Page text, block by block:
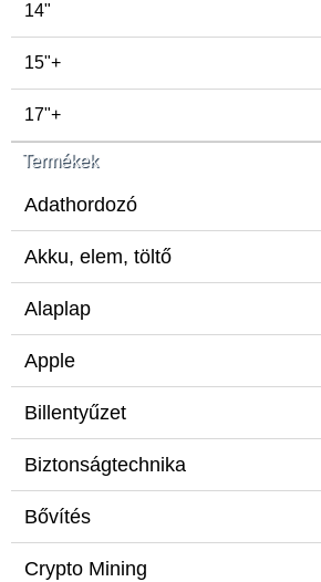
14"
15"+
17"+
Termékek
Adathordozó
Akku, elem, töltő
Alaplap
Apple
Billentyűzet
Biztonságtechnika
Bővítés
Crypto Mining